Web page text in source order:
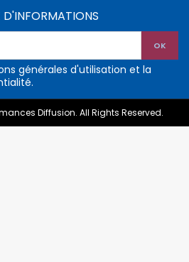
D'INFORMATIONS
générales d'utilisation et la
Diffusion. All Rights Reserved.